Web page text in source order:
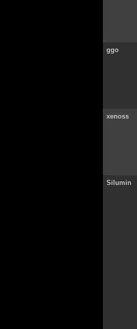
ggo
xenoss
Silumin